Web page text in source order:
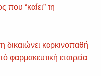
που “καίει” τη
δικαιώνει καρκινοπαθή
φαρμακευτική εταιρεία